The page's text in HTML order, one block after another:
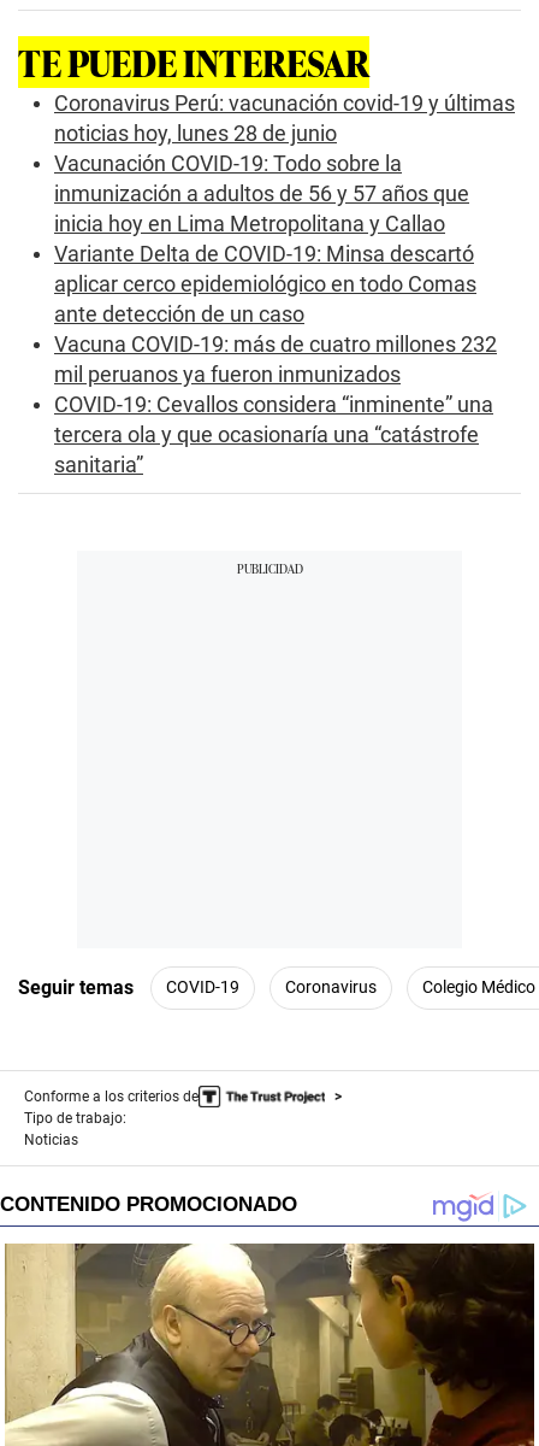
s
o
TE PUEDE INTERESAR
Coronavirus Perú: vacunación covid-19 y últimas
noticias hoy, lunes 28 de junio
Vacunación COVID-19: Todo sobre la
inmunización a adultos de 56 y 57 años que
inicia hoy en Lima Metropolitana y Callao
Variante Delta de COVID-19: Minsa descartó
aplicar cerco epidemiológico en todo Comas
ante detección de un caso
Vacuna COVID-19: más de cuatro millones 232
mil peruanos ya fueron inmunizados
COVID-19: Cevallos considera “inminente” una
tercera ola y que ocasionaría una “catástrofe
sanitaria”
Seguir temas COVID-19 Coronavirus Colegio Médico
Conforme a los criterios de
Tipo de trabajo:
Noticias